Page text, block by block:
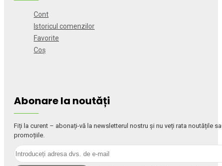
Cont
Istoricul comenzilor
Favorite
Coș
Abonare la noutăți
Fiți la curent – abonați-vă la newsletterul nostru și nu veți rata noutățile
promoțiile.